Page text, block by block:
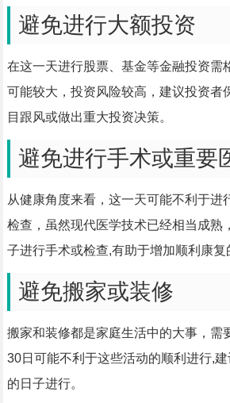
避免进行大额投资
在这一天进行股票、基金等金融投资需
可能较大，投资风险较高，建议投资者
目跟风或做出重大投资决策。
避免进行手术或重要
从健康角度来看，这一天可能不利于进
检查，虽然现代医学技术已经相当成熟
子进行手术或检查,有助于增加顺利康复
避免搬家或装修
搬家和装修都是家庭生活中的大事，需
30日可能不利于这些活动的顺利进行,
的日子进行。